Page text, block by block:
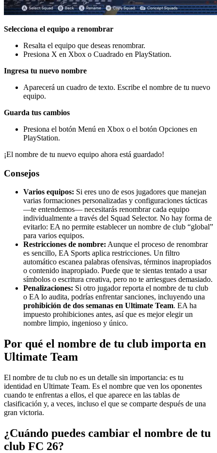
Selecciona el equipo a renombrar
Resalta el equipo que deseas renombrar.
Presiona X en Xbox o Cuadrado en PlayStation.
Ingresa tu nuevo nombre
Aparecerá un cuadro de texto. Escribe el nombre de tu nuevo
equipo.
Guarda tus cambios
Presiona el botón Menú en Xbox o el botón Opciones en
PlayStation.
¡El nombre de tu nuevo equipo ahora está guardado!
Consejos
Varios equipos: Si eres uno de esos jugadores que manejan
varias formaciones personalizadas y configuraciones tácticas
—te entendemos— necesitarás renombrar cada equipo
individualmente a través del Squad Selector. No hay forma de
evitarlo: EA no permite establecer un nombre de club “global”
para varios equipos.
Restricciones de nombre: Aunque el proceso de renombrar
es sencillo, EA Sports aplica restricciones. Un filtro
automático escanea palabras ofensivas, términos inapropiados
o contenido inapropiado. Puede que te sientas tentado a usar
símbolos o escritura creativa, pero no te arriesgues demasiado.
Penalizaciones: Si otro jugador reporta el nombre de tu club
o EA lo audita, podrías enfrentar sanciones, incluyendo una
prohibición de dos semanas en Ultimate Team. EA ha
impuesto prohibiciones antes, así que es mejor elegir un
nombre limpio, ingenioso y único.
Por qué el nombre de tu club importa en
Ultimate Team
El nombre de tu club no es un detalle sin importancia: es tu
identidad en Ultimate Team. Es el nombre que ven los oponentes
cuando te enfrentas a ellos, el que aparece en las tablas de
clasificación y, a veces, incluso el que se comparte después de una
gran victoria.
¿Cuándo puedes cambiar el nombre de tu
club FC 26?